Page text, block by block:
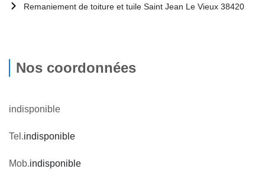
Remaniement de toiture et tuile Saint Jean Le Vieux 38420
Nos coordonnées
indisponible
Tel.indisponible
Mob.indisponible